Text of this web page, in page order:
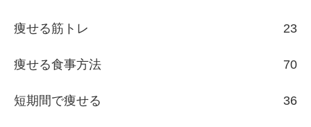
痩せる筋トレ 23
痩せる食事方法 70
短期間で痩せる 36